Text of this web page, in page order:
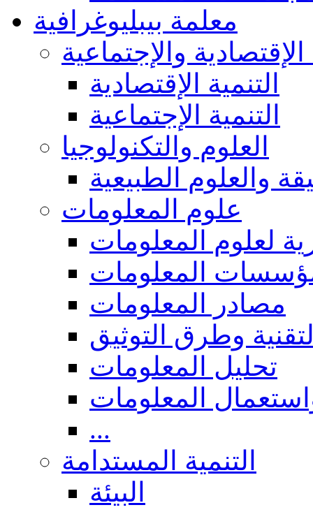
معلمة بيبليوغرافية
الإقتصادية والإجتماعية
التنمية الإقتصادية
التنمية الإجتماعية
العلوم والتكنولوجيا
والعلوم الطبيعية
علوم المعلومات
لعلوم المعلومات
المعلومات
مصادر المعلومات
وطرق التوثيق
تحليل المعلومات
المعلومات
...
التنمية المستدامة
البيئة